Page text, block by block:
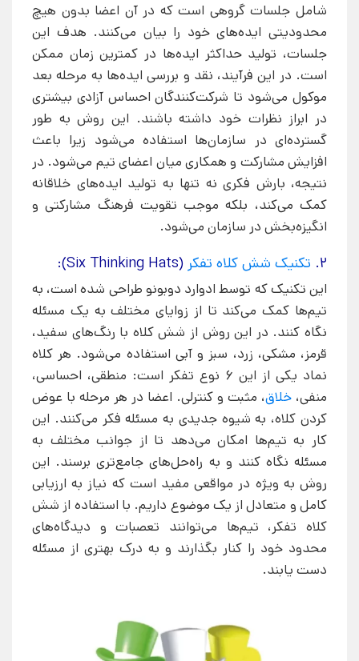
شامل جلسات گروهی است که در آن اعضا بدون هیچ
محدودیتی ایده‌های خود را بیان می‌کنند. هدف این
جلسات، تولید حداکثر ایده‌ها در کمترین زمان ممکن
است. در این فرآیند، نقد و بررسی ایده‌ها به مرحله بعد
موکول می‌شود تا شرکت‌کنندگان احساس آزادی بیشتری
در ابراز نظرات خود داشته باشند. این روش به طور
گسترده‌ای در سازمان‌ها استفاده می‌شود زیرا باعث
افزایش مشارکت و همکاری میان اعضای تیم می‌شود. در
نتیجه، بارش فکری نه تنها به تولید ایده‌های خلاقانه
کمک می‌کند، بلکه موجب تقویت فرهنگ مشارکتی و
انگیزه‌بخش در سازمان می‌شود.
2. تکنیک شش کلاه تفکر (Six Thinking Hats):
این تکنیک که توسط ادوارد دوبونو طراحی شده است، به
تیم‌ها کمک می‌کند تا از زوایای مختلف به یک مسئله
نگاه کنند. در این روش از شش کلاه با رنگ‌های سفید،
قرمز، مشکی، زرد، سبز و آبی استفاده می‌شود. هر کلاه
نماد یکی از این 6 نوع تفکر است: منطقی، احساسی،
منفی، خلاق، مثبت و کنترلی. اعضا در هر مرحله با عوض
کردن کلاه، به شیوه جدیدی به مسئله فکر می‌کنند. این
کار به تیم‌ها امکان می‌دهد تا از جوانب مختلف به
مسئله نگاه کنند و به راه‌حل‌های جامع‌تری برسند. این
روش به ویژه در مواقعی مفید است که نیاز به ارزیابی
کامل و متعادل از یک موضوع داریم. با استفاده از شش
کلاه تفکر، تیم‌ها می‌توانند تعصبات و دیدگاه‌های
محدود خود را کنار بگذارند و به درک بهتری از مسئله
دست یابند.